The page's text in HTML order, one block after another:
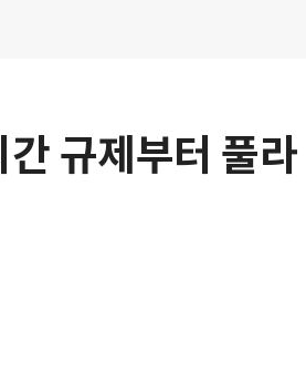
규제부터 풀라